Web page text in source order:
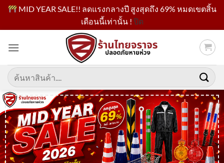
MID YEAR SALE!! ลดแรงกลางปี สูงสุดถึง 69% หมดเขตสิ้น
เดือนนี้เท่านั้น ! ปิด
เนื้อหา
ค้นหา: